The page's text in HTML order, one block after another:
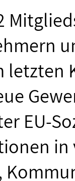
letzten
EU-
in